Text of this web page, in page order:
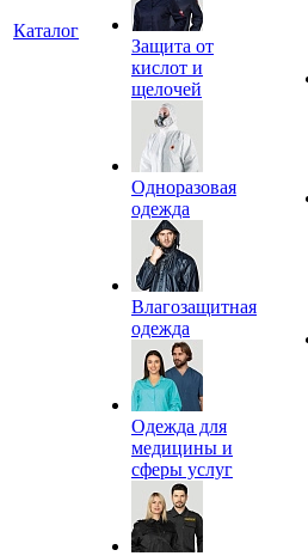
Каталог
Защита от
кислот и
щелочей
Одноразовая
одежда
Влагозащитная
одежда
Одежда для
медицины и
сферы услуг